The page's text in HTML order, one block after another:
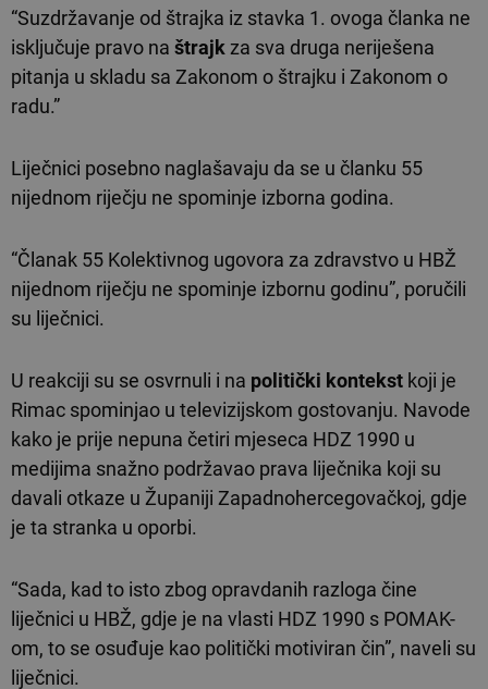
“Suzdržavanje od štrajka iz stavka 1. ovoga članka ne
isključuje pravo na štrajk za sva druga neriješena
pitanja u skladu sa Zakonom o štrajku i Zakonom o
radu.”
Liječnici posebno naglašavaju da se u članku 55
nijednom riječju ne spominje izborna godina.
“Članak 55 Kolektivnog ugovora za zdravstvo u HBŽ
nijednom riječju ne spominje izbornu godinu”, poručili
su liječnici.
U reakciji su se osvrnuli i na politički kontekst koji je
Rimac spominjao u televizijskom gostovanju. Navode
kako je prije nepuna četiri mjeseca HDZ 1990 u
medijima snažno podržavao prava liječnika koji su
davali otkaze u Županiji Zapadnohercegovačkoj, gdje
je ta stranka u oporbi.
“Sada, kad to isto zbog opravdanih razloga čine
liječnici u HBŽ, gdje je na vlasti HDZ 1990 s POMAK-
om, to se osuđuje kao politički motiviran čin”, naveli su
liječnici.